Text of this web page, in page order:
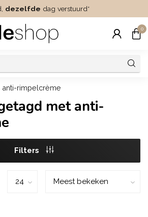
dezelfde dag verstuurd*
0
anti-rimpelcrème
met anti-
Filters